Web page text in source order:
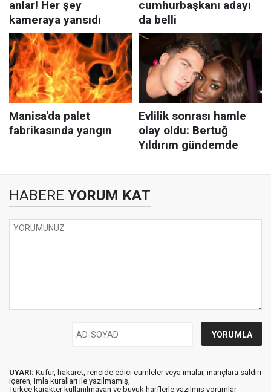
HABERE YORUM KAT
UYARI: Küfür, hakaret, rencide edici cümleler veya imalar, inançlara saldırı
içeren, imla kuralları ile yazılmamış,
Türkçe karakter kullanılmayan ve büyük harflerle yazılmış yorumlar